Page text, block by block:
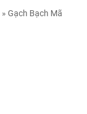
» Gạch Bạch Mã